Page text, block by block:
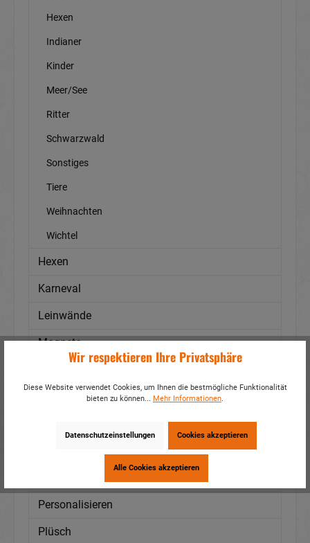
Hexen
Indianer
Kinder
Meer/See
Ritter
Schwarzwald
Sonstiges
Tiere
Weihnachten
Wichtel
Hexen
Karneval
Leinwände
Magnete
Materialien
Personalisieren
Plüsch
Wir respektieren Ihre Privatsphäre
Diese Website verwendet Cookies, um Ihnen die bestmögliche Funktionalität
bieten zu können... Mehr Informationen.
Datenschutzeinstellungen Cookies akzeptieren
Alle Cookies akzeptieren